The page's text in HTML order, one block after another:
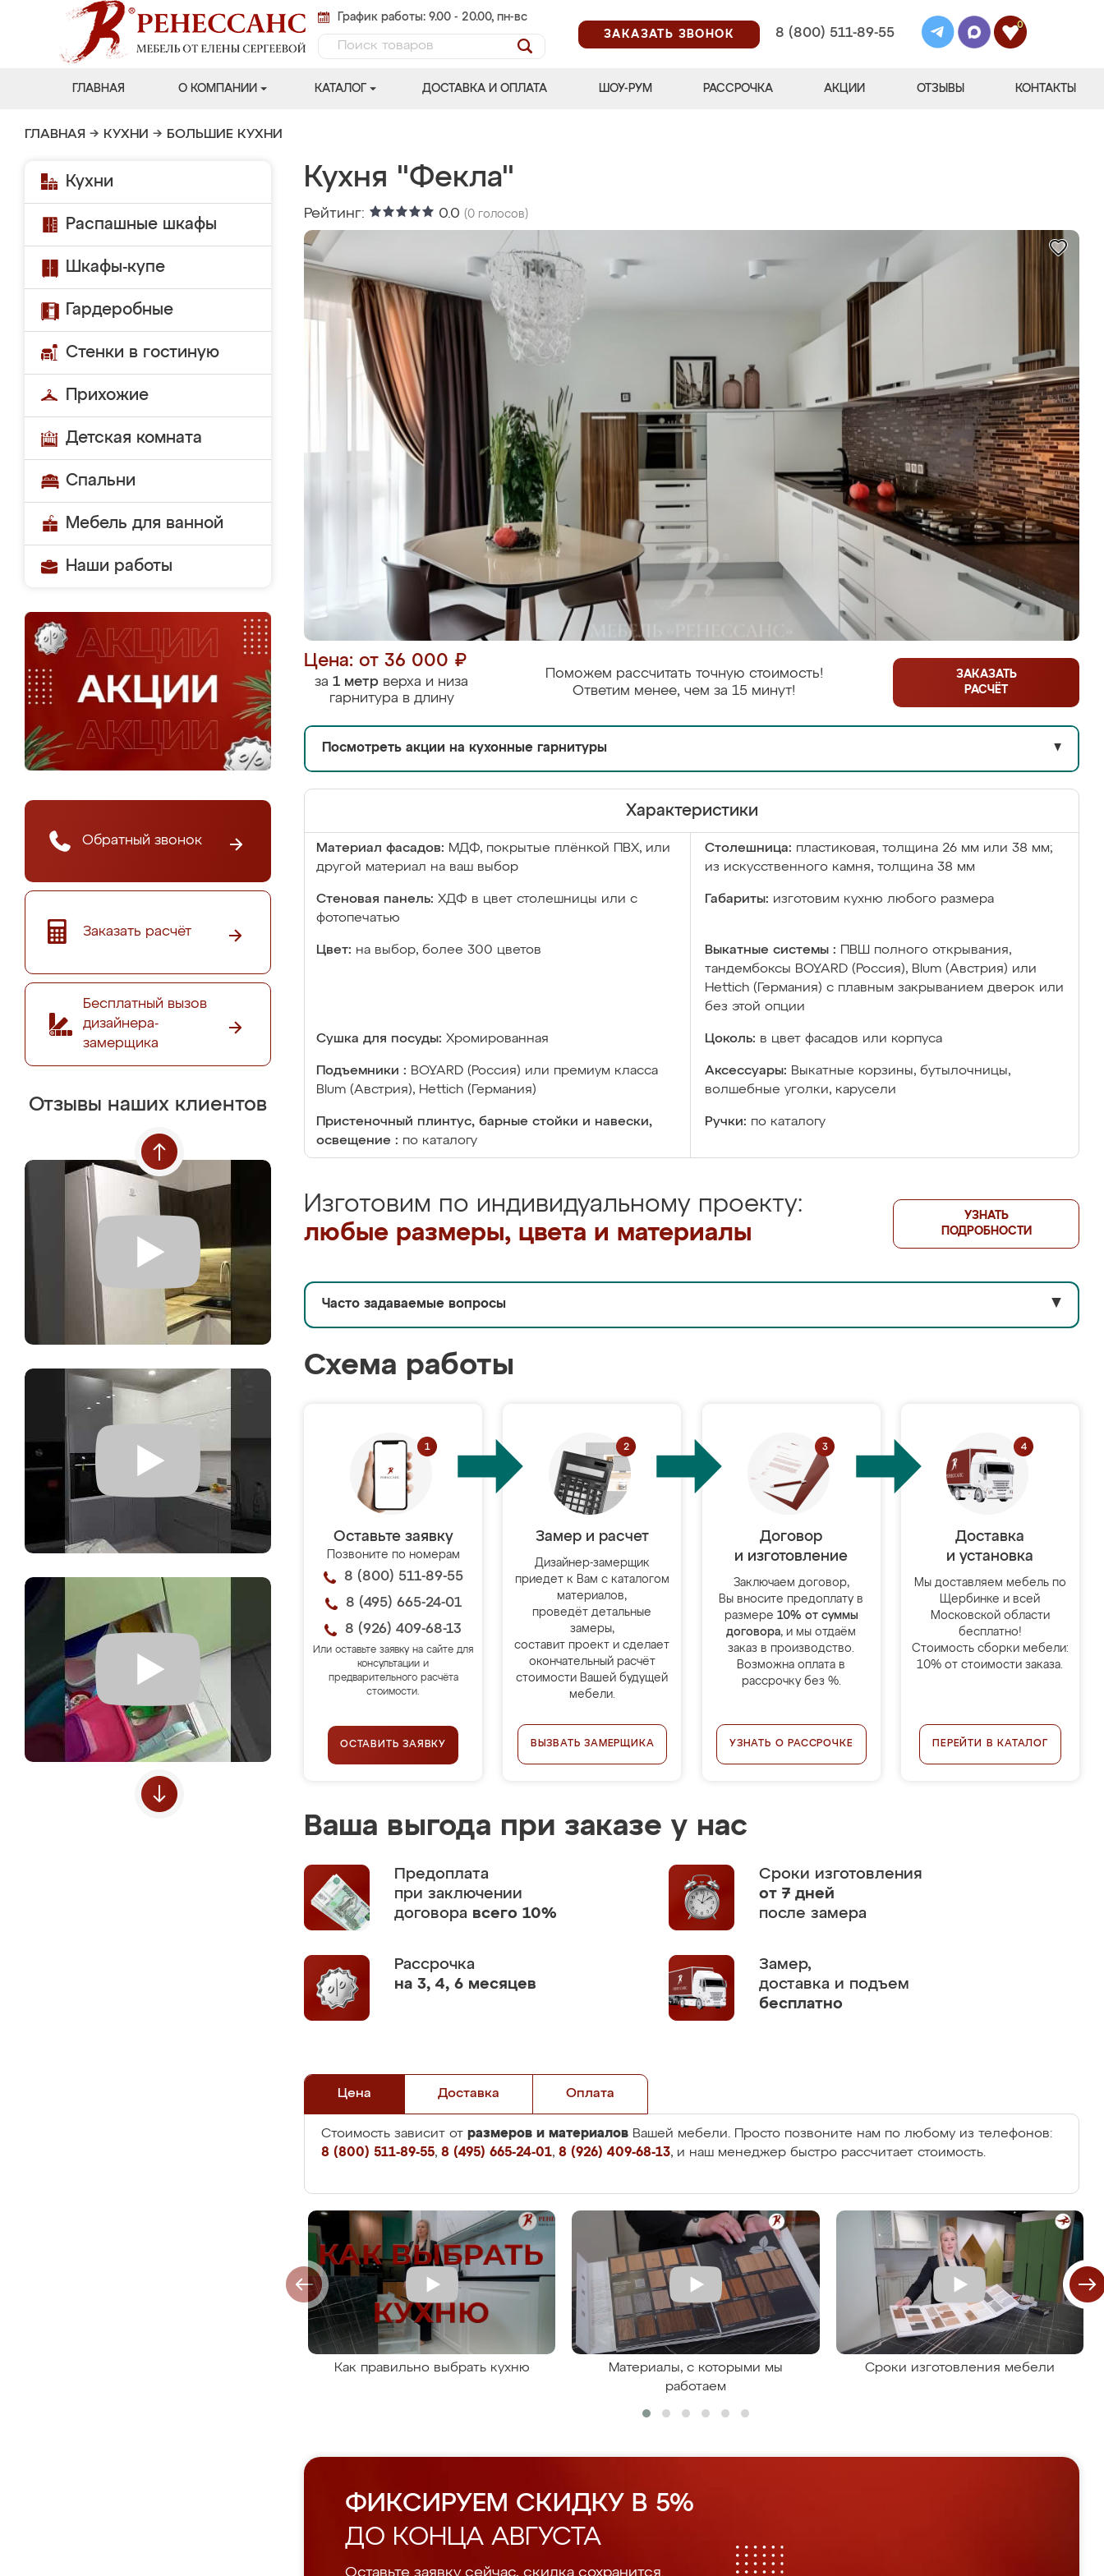
График работы: 9.00 - 20.00, пн-вс
ЗАКАЗАТЬ ЗВОНОК
8 (800) 511-89-55
0
ГЛАВНАЯ О КОМПАНИИ КАТАЛОГ ДОСТАВКА И ОПЛАТА ШОУ-РУМ РАССРОЧКА АКЦИИ ОТЗЫВЫ КОНТАКТЫ
ГЛАВНАЯ → КУХНИ → БОЛЬШИЕ КУХНИ
Кухни
Распашные шкафы
Шкафы-купе
Гардеробные
Стенки в гостиную
Прихожие
Детская комната
Спальни
Мебель для ванной
Наши работы
Обратный звонок
Заказать расчёт
Бесплатный вызов
дизайнера-
замерщика
Отзывы наших клиентов
Кухня "Фекла"
Рейтинг: 0.0 (0 голосов)
Цена: от 36 000 ₽
за 1 метр верха и низа
гарнитура в длину
Поможем рассчитать точную стоимость!
Ответим менее, чем за 15 минут!
ЗАКАЗАТЬ
РАСЧЁТ
Посмотреть акции на кухонные гарнитуры ▼
Характеристики
Материал фасадов: МДФ, покрытые плёнкой ПВХ, или
другой материал на ваш выбор
Столешница: пластиковая, толщина 26 мм или 38 мм;
из искусственного камня, толщина 38 мм
Стеновая панель: ХДФ в цвет столешницы или с
фотопечатью
Габариты: изготовим кухню любого размера
Цвет: на выбор, более 300 цветов Выкатные системы :
ПВШ полного открывания,
тандембоксы BOYARD (Россия), Blum (Австрия) или
Hettich (Германия) с плавным закрыванием дверок или
без этой опции
Сушка для посуды: Хромированная Цоколь: в цвет фасадов или корпуса
Подъемники : BOYARD (Россия) или премиум класса
Blum (Австрия), Hettich (Германия)
Аксессуары: Выкатные корзины, бутылочницы,
волшебные уголки, карусели
Пристеночный плинтус, барные стойки и навески,
освещение : по каталогу
Ручки: по каталогу
Изготовим по индивидуальному проекту:
любые размеры, цвета и материалы
УЗНАТЬ
ПОДРОБНОСТИ
Часто задаваемые вопросы ▼
Схема работы
Оставьте заявку
Позвоните по номерам
8 (800) 511-89-55
8 (495) 665-24-01
8 (926) 409-68-13
Или оставьте заявку на сайте для
консультации и
предварительного расчёта
стоимости.
ОСТАВИТЬ ЗАЯВКУ
Замер и расчет
Дизайнер-замерщик
приедет к Вам с каталогом
материалов,
проведёт детальные
замеры,
составит проект и сделает
окончательный расчёт
стоимости Вашей будущей
мебели.
ВЫЗВАТЬ ЗАМЕРЩИКА
Договор
и изготовление
Заключаем договор,
Вы вносите предоплату в
размере 10% от суммы
договора, и мы отдаём
заказ в производство.
Возможна оплата в
рассрочку без %.
УЗНАТЬ О РАССРОЧКЕ
Доставка
и установка
Мы доставляем мебель по
Щербинке и всей
Московской области
бесплатно!
Стоимость сборки мебели:
10% от стоимости заказа.
ПЕРЕЙТИ В КАТАЛОГ
Ваша выгода при заказе у нас
Предоплата
при заключении
договора всего 10%
Сроки изготовления
от 7 дней
после замера
Рассрочка
на 3, 4, 6 месяцев
Замер,
доставка и подъем
бесплатно
Цена Доставка Оплата
Стоимость зависит от размеров и материалов Вашей мебели. Просто позвоните нам по любому из телефонов:
8 (800) 511-89-55, 8 (495) 665-24-01, 8 (926) 409-68-13, и наш менеджер быстро рассчитает стоимость.
Как правильно выбрать кухню
Материалы, с которыми мы
работаем
Сроки изготовления мебели
ФИКСИРУЕМ СКИДКУ В 5%
ДО КОНЦА АВГУСТА
Оставьте заявку сейчас, скидка сохранится.